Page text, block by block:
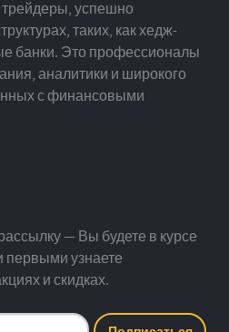
трейдеры, успешно
таких, как хедж-
банки. Это профессионалы
аналитики и широкого
с финансовыми
— Вы будете в курсе
первыми узнаете
и скидках.